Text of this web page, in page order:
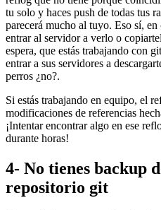
tu solo y haces push de todas tus
parecerá mucho al tuyo. Eso sí, en
entrar al servidor a verlo o
espera, que estás trabajando con
entrar a sus servidores a
perros ¿no?.
Si estás trabajando en equipo, el
modificaciones de referencias
¡Intentar encontrar algo en ese
durante horas!
4- No tienes backup
repositorio git